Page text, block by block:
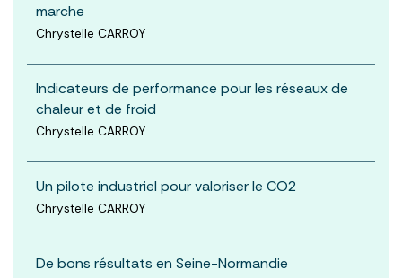
marche
Chrystelle CARROY
Indicateurs de performance pour les réseaux de
chaleur et de froid
Chrystelle CARROY
Un pilote industriel pour valoriser le CO2
Chrystelle CARROY
De bons résultats en Seine-Normandie